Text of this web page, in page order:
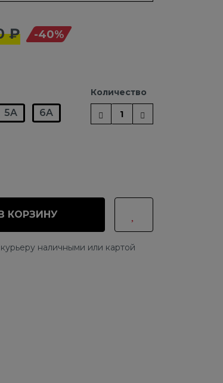
₽ -40%
5A 6A
Количество
КОРЗИНУ
наличными или картой